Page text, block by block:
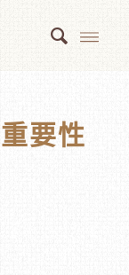
要性